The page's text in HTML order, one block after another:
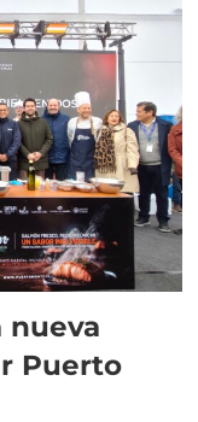
nueva
Puerto